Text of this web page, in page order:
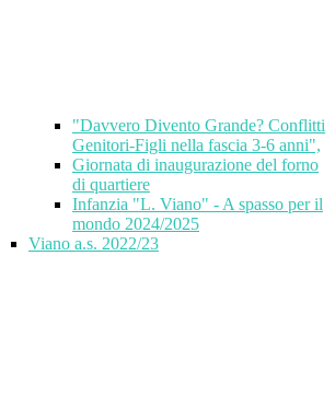
"Davvero Divento Grande? Conflitti
Genitori-Figli nella fascia 3-6 anni",
Giornata di inaugurazione del forno
di quartiere
Infanzia "L. Viano" - A spasso per il
mondo 2024/2025
Viano a.s. 2022/23